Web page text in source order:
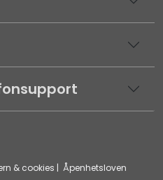
& cookies | Åpenhetsloven